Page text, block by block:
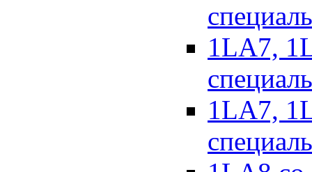
1LA7,
1LA7,